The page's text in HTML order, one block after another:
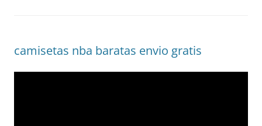
camisetas nba baratas envio gratis